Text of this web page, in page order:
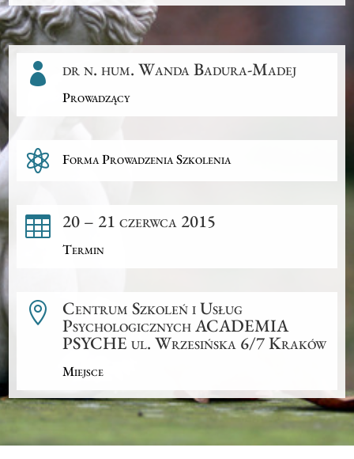
 dr n. hum. Wanda Badura-Madej
Prowadzący
 Forma Prowadzenia Szkolenia
 20 – 21 czerwca 2015
Termin
 Centrum Szkoleń i Usług
Psychologicznych ACADEMIA
PSYCHE ul. Wrzesińska 6/7 Kraków
Miejsce